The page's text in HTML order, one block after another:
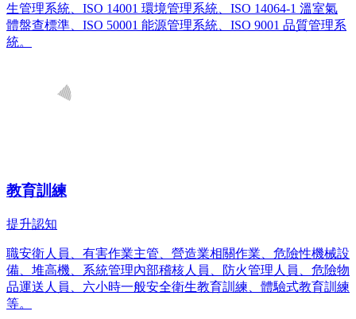
生管理系統、ISO 14001 環境管理系統、ISO 14064-1 溫室氣
體盤查標準、ISO 50001 能源管理系統、ISO 9001 品質管理系
統。
教育訓練
提升認知
職安衛人員、有害作業主管、營造業相關作業、危險性機械設
備、堆高機、系統管理內部稽核人員、防火管理人員、危險物
品運送人員、六小時一般安全衛生教育訓練、體驗式教育訓練
等。